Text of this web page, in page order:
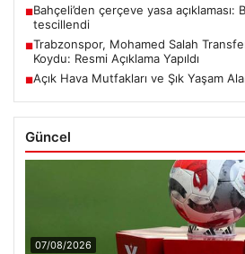
■Bahçeli’den çerçeve yasa açıklaması:
tescillendi
■Trabzonspor, Mohamed Salah
Koydu: Resmi Açıklama Yapıldı
■Açık Hava Mutfakları ve Şık Yaşam
Güncel
07/08/2026